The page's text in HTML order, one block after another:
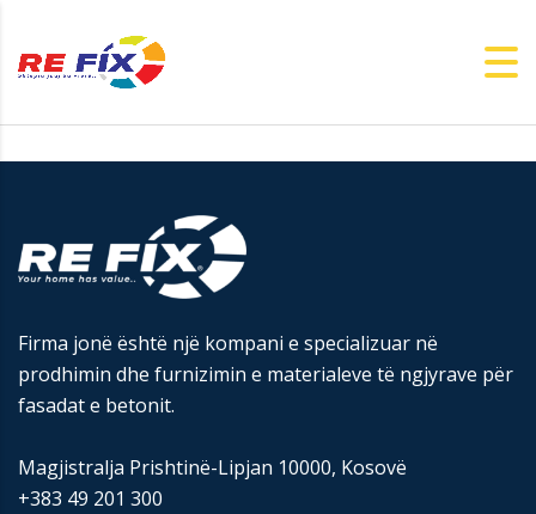
Firma jonë është një kompani e specializuar në
prodhimin dhe furnizimin e materialeve të ngjyrave për
fasadat e betonit.
Magjistralja Prishtinë-Lipjan 10000, Kosovë
+383 49 201 300